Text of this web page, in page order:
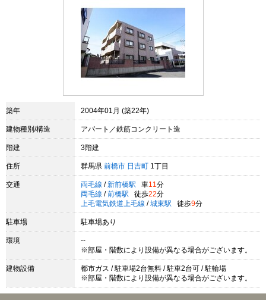
築年 2004年01月 (築22年)
建物種別/構造 アパート／鉄筋コンクリート造
階建 3階建
住所 群馬県 前橋市 日吉町 1丁目
交通 両毛線 / 新前橋駅 車11 分
両毛線 / 前橋駅 徒歩22分
上毛電気鉄道上毛線 / 城東駅 徒歩9分
駐車場 駐車場あり
環境
--
※部屋・階数により設備が異なる場合がございます。
建物設備
都市ガス / 駐車場2台無料 / 駐車2台可 / 駐輪場
※部屋・階数により設備が異なる場合がございます。